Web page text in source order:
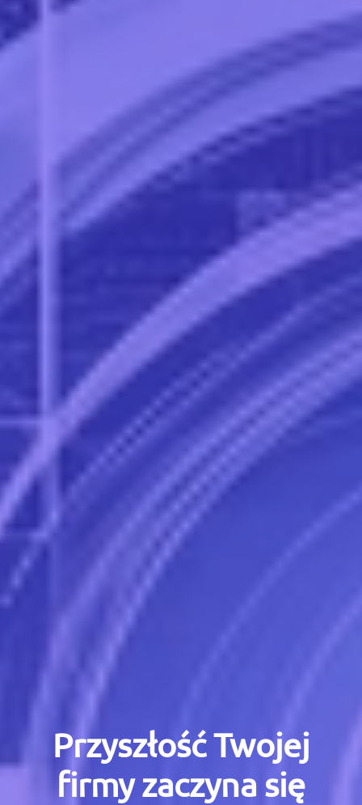
Przyszłość Twojej
firmy zaczyna się